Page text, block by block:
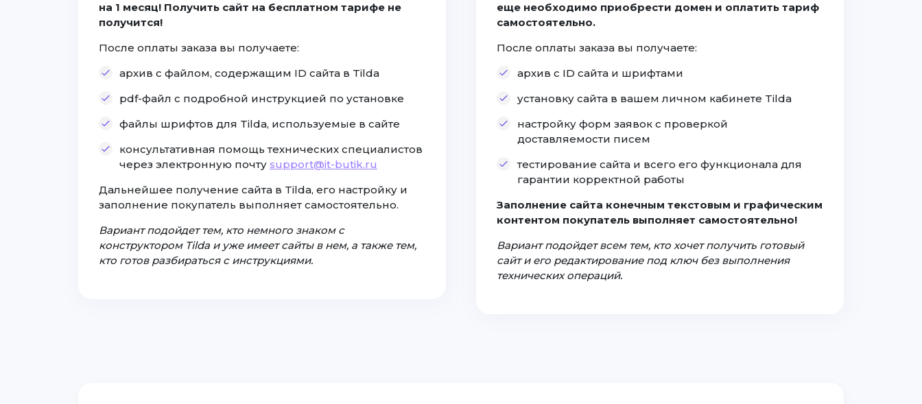
на 1 месяц! Получить сайт на бесплатном тарифе не
получится!
После оплаты заказа вы получаете:
архив с файлом, содержащим ID сайта в Tilda
pdf-файл с подробной инструкцией по установке
файлы шрифтов для Tilda, используемые в сайте
консультативная помощь технических специалистов
через электронную почту support@it-butik.ru
Дальнейшее получение сайта в Tilda, его настройку и
заполнение покупатель выполняет самостоятельно.
Вариант подойдет тем, кто немного знаком с
конструктором Tilda и уже имеет сайты в нем, а также тем,
кто готов разбираться с инструкциями.
еще необходимо приобрести домен и оплатить тариф
самостоятельно.
После оплаты заказа вы получаете:
архив с ID сайта и шрифтами
установку сайта в вашем личном кабинете Tilda
настройку форм заявок с проверкой
доставляемости писем
тестирование сайта и всего его функционала для
гарантии корректной работы
Заполнение сайта конечным текстовым и графическим
контентом покупатель выполняет самостоятельно!
Вариант подойдет всем тем, кто хочет получить готовый
сайт и его редактирование под ключ без выполнения
технических операций.